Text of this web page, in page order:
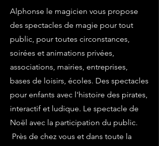
Alphonse le magicien vous propose
des spectacles de magie pour tout
public, pour toutes circonstances,
soirées et animations privées,
associations, mairies, entreprises,
bases de loisirs, écoles. Des spectacles
pour enfants avec l'histoire des pirates,
interactif et ludique. Le spectacle de
Noël avec la participation du public.
Près de chez vous et dans toute la